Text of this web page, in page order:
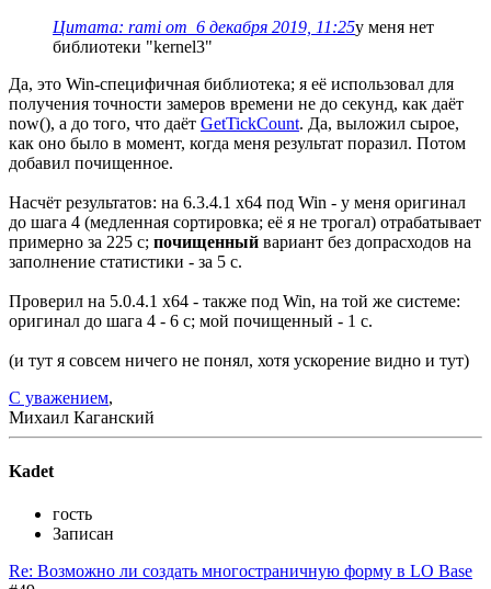
Цитата: rami от 6 декабря 2019, 11:25у меня нет
библиотеки "kernel3"
Да, это Win-специфичная библиотека; я её использовал для
получения точности замеров времени не до секунд, как даёт
now(), а до того, что даёт GetTickCount. Да, выложил сырое,
как оно было в момент, когда меня результат поразил. Потом
добавил почищенное.
Насчёт результатов: на 6.3.4.1 x64 под Win - у меня оригинал
до шага 4 (медленная сортировка; её я не трогал) отрабатывает
примерно за 225 с; почищенный вариант без допрасходов на
заполнение статистики - за 5 с.
Проверил на 5.0.4.1 x64 - также под Win, на той же системе:
оригинал до шага 4 - 6 с; мой почищенный - 1 с.
(и тут я совсем ничего не понял, хотя ускорение видно и тут)
С уважением,
Михаил Каганский
Kadet
гость
Записан
Re: Возможно ли создать многостраничную форму в LO Base